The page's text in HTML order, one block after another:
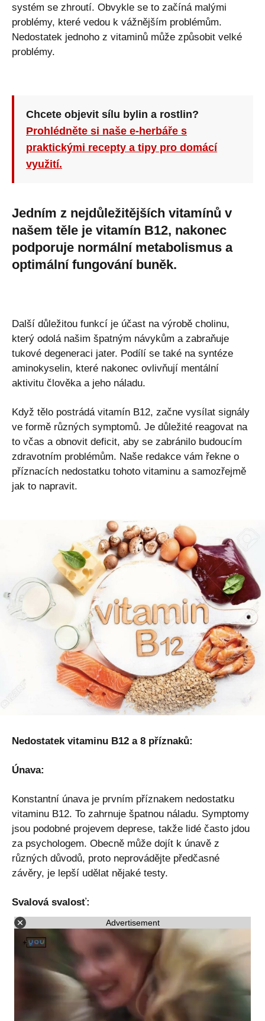
systém se zhroutí. Obvykle se to začíná malými
problémy, které vedou k vážnějším problémům.
Nedostatek jednoho z vitaminů může způsobit velké
problémy.
Chcete objevit sílu bylin a rostlin?
Prohlédněte si naše e-herbáře s
praktickými recepty a tipy pro domácí
využití.
Jedním z nejdůležitějších vitamínů v
našem těle je vitamín B12, nakonec
podporuje normální metabolismus a
optimální fungování buněk.
Další důležitou funkcí je účast na výrobě cholinu,
který odolá našim špatným návykům a zabraňuje
tukové degeneraci jater. Podílí se také na syntéze
aminokyselin, které nakonec ovlivňují mentální
aktivitu člověka a jeho náladu.
Když tělo postrádá vitamín B12, začne vysílat signály
ve formě různých symptomů. Je důležité reagovat na
to včas a obnovit deficit, aby se zabránilo budoucím
zdravotním problémům. Naše redakce vám řekne o
příznacích nedostatku tohoto vitaminu a samozřejmě
jak to napravit.
Nedostatek vitaminu B12 a 8 příznaků:
Únava:
Konstantní únava je prvním příznakem nedostatku
vitaminu B12. To zahrnuje špatnou náladu. Symptomy
jsou podobné projevem deprese, takže lidé často jdou
za psychologem. Obecně může dojít k únavě z
různých důvodů, proto neprovádějte předčasné
závěry, je lepší udělat nějaké testy.
Svalová svalosť:
Advertisement